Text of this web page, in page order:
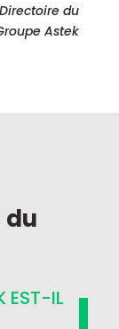
du
Astek
du
EST-IL